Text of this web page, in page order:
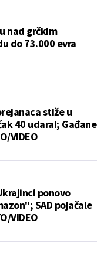
nad grčkim
do 73.000 evra
stiže u
40 udara!; Gađane
VIDEO
ponovo
SAD pojačale
VIDEO